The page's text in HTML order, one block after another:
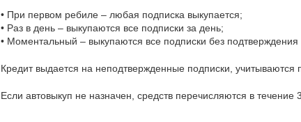
• При первом ребиле – любая подписка выкупается;
• Раз в день – выкупаются все подписки за день;
• Моментальный – выкупаются все подписки без подтверждения
Кредит выдается на неподтвержденные подписки, учитываются
Если автовыкуп не назначен, средств перечисляются в течение